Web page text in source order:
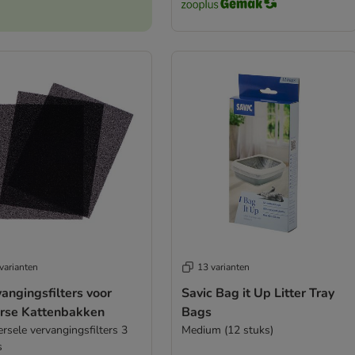
voor
Kattenbakken
vervangingsfilters 3
13 varianten
Savic Bag it Up Litter Tray
Bags
Medium (12 stuks)